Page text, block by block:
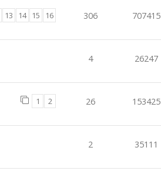
13 14 15 16 306 707415
4 26247
1 2 26 153425
2 35111